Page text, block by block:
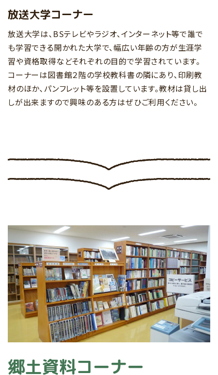
放送大学コーナー
放送大学は、BSテレビやラジオ、インターネット等で誰で
も学習できる開かれた大学で、幅広い年齢の方が生涯学
習や資格取得などそれぞれの目的で学習されています。
コーナーは図書館２階の学校教科書の隣にあり、印刷教
材のほか、パンフレット等を設置しています。教材は貸し出
しが出来ますので興味のある方はぜひご利用ください。
郷土資料コーナー